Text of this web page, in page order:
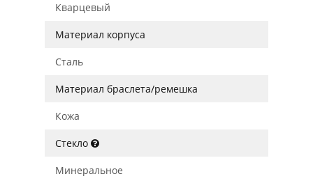
Кварцевый
Материал корпуса
Сталь
Материал браслета/ремешка
Кожа
Стекло
Минеральное